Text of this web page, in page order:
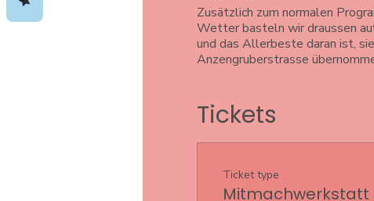
Zusätzlich zum normalen
Wetter basteln wir draussen
und das Allerbeste daran ist,
Anzengruberstrasse
Tickets
Ticket type
Mitmachwerkstatt